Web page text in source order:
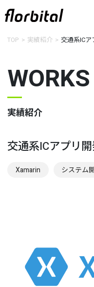
TOP 実績紹介 交通系IC
WORKS
実績紹介
交通系ICアプリ
Xamarin システム